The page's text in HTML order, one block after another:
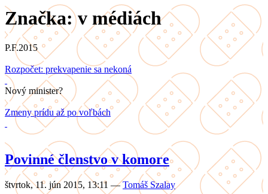
Značka: v médiách
P.F.2015
Rozpočet: prekvapenie sa nekoná
Nový minister?
Zmeny prídu až po voľbách
Povinné členstvo v komore
štvrtok, 11. jún 2015, 13:11 — Tomáš Szalay